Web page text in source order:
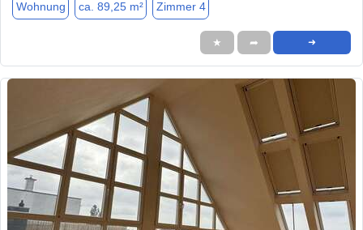
Wohnung ca. 89,25 m² Zimmer 4
★ ➦ ➜